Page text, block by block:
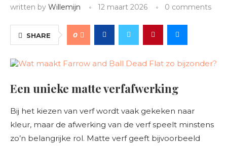
written by Willemijn 12 maart 2026 0 comments
SHARE 0
Een unieke matte verfafwerking
Bij het kiezen van verf wordt vaak gekeken naar
kleur, maar de afwerking van de verf speelt minstens
zo’n belangrijke rol. Matte verf geeft bijvoorbeeld